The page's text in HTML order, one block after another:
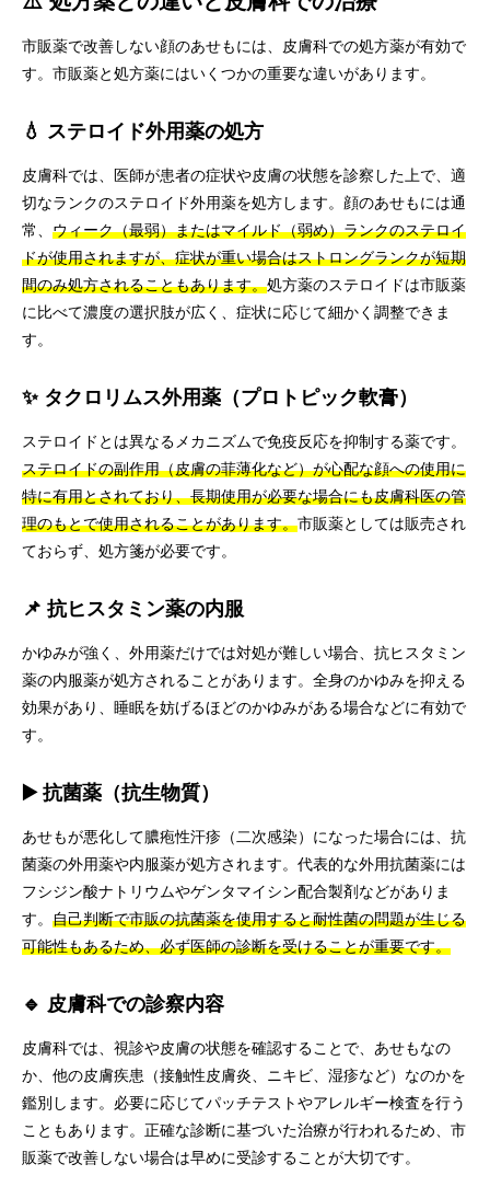
市販薬で改善しない顔のあせもには、皮膚科での処方薬が有効で
す。市販薬と処方薬にはいくつかの重要な違いがあります。
💧 ステロイド外用薬の処方
皮膚科では、医師が患者の症状や皮膚の状態を診察した上で、適
切なランクのステロイド外用薬を処方します。顔のあせもには通
常、 ウィーク（最弱）またはマイルド（弱め）ランクのステロイ
ドが使用されますが、症状が重い場合はストロングランクが短期
間のみ処方されることもあります。処方薬のステロイドは市販薬
に比べて濃度の選択肢が広く、症状に応じて細かく調整できま
す。
✨ タクロリムス外用薬（プロトピック軟膏）
ステロイドとは異なるメカニズムで免疫反応を抑制する薬です。
ステロイドの副作用（皮膚の菲薄化など）が心配な顔への使用に
特に有用とされており、長期使用が必要な場合にも皮膚科医の管
理のもとで使用されることがあります。市販薬としては販売され
ておらず、処方箋が必要です。
📌 抗ヒスタミン薬の内服
かゆみが強く、外用薬だけでは対処が難しい場合、抗ヒスタミン
薬の内服薬が処方されることがあります。全身のかゆみを抑える
効果があり、睡眠を妨げるほどのかゆみがある場合などに有効で
す。
▶️ 抗菌薬（抗生物質）
あせもが悪化して膿疱性汗疹（二次感染）になった場合には、抗
菌薬の外用薬や内服薬が処方されます。代表的な外用抗菌薬には
フシジン酸ナトリウムやゲンタマイシン配合製剤などがありま
す。 自己判断で市販の抗菌薬を使用すると耐性菌の問題が生じる
可能性もあるため、必ず医師の診断を受けることが重要です。
🔹 皮膚科での診察内容
皮膚科では、視診や皮膚の状態を確認することで、あせもなの
か、他の皮膚疾患（接触性皮膚炎、ニキビ、湿疹など）なのかを
鑑別します。必要に応じてパッチテストやアレルギー検査を行う
こともあります。正確な診断に基づいた治療が行われるため、市
販薬で改善しない場合は早めに受診することが大切です。